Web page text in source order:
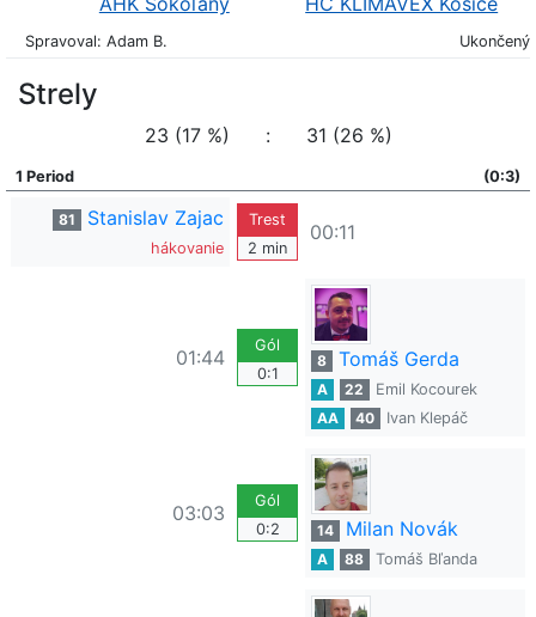
Spravoval: Adam B. Ukončený
Strely
23 (17 %) : 31 (26 %)
1 Period (0:3)
81 Stanislav Zajac
hákovanie
Trest
2 min
00:11
01:44
Gól
0:1
8 Tomáš Gerda
A 22
Emil Kocourek
AA
40 Ivan Klepáč
03:03
Gól
0:2
14 Milan Novák
A 88 Tomáš Bľanda